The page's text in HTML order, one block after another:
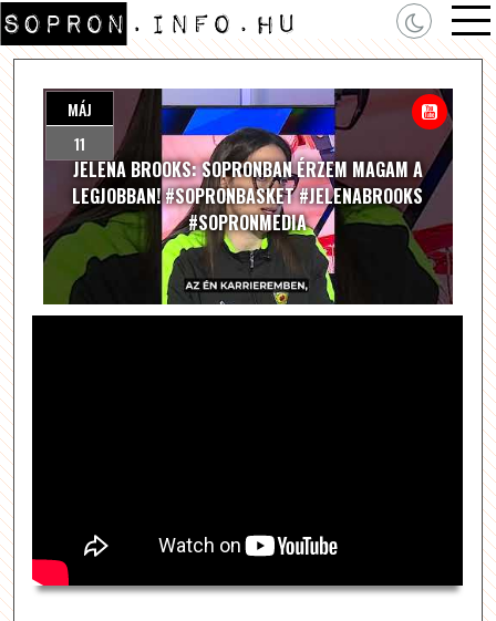
JELENA BROOKS: SOPRONBAN ÉRZEM MAGAM A
LEGJOBBAN! #SOPRONBASKET #JELENABROOKS
#SOPRONMEDIA
MÁJ
11